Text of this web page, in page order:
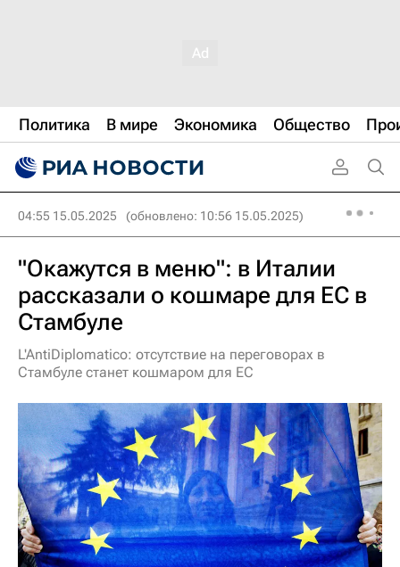
Политика В мире Экономика Общество
04:55 15.05.2025 (обновлено: 10:56 15.05.2025)
"Окажутся в меню": в Италии
рассказали о кошмаре для ЕС в
Стамбуле
L'AntiDiplomatico: отсутствие на переговорах в
Стамбуле станет кошмаром для ЕС